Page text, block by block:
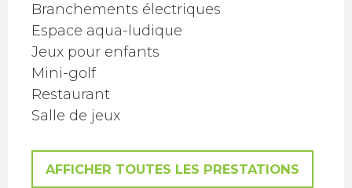
Branchements électriques
Espace aqua-ludique
Jeux pour enfants
Mini-golf
Restaurant
Salle de jeux
AFFICHER TOUTES LES PRESTATIONS